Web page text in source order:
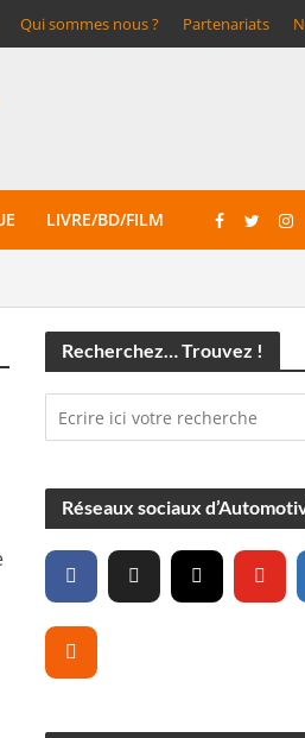
Qui sommes nous ? Partenariats
LIVRE/BD/FILM
Recherchez… Trouvez !
Réseaux sociaux